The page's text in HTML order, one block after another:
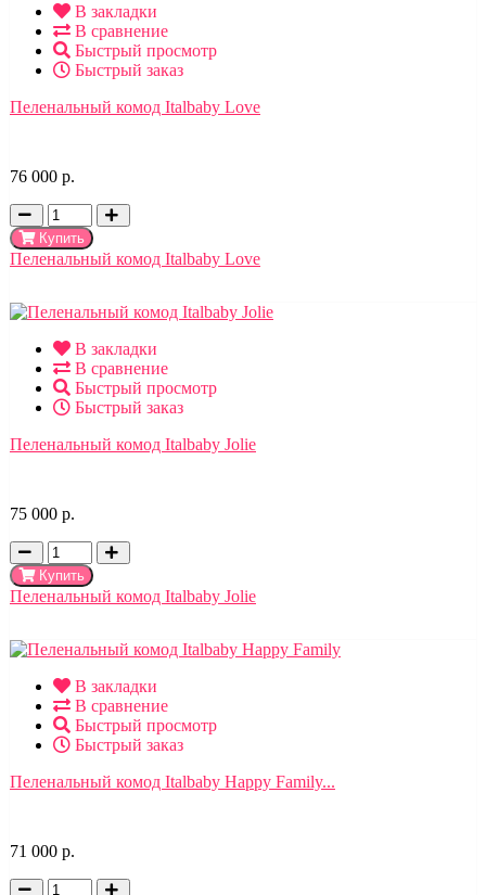
В закладки
В сравнение
Быстрый просмотр
Быстрый заказ
Пеленальный комод Italbaby Love
76 000 р.
Купить
Пеленальный комод Italbaby Love
В закладки
В сравнение
Быстрый просмотр
Быстрый заказ
Пеленальный комод Italbaby Jolie
75 000 р.
Купить
Пеленальный комод Italbaby Jolie
В закладки
В сравнение
Быстрый просмотр
Быстрый заказ
Пеленальный комод Italbaby Happy Family...
71 000 р.